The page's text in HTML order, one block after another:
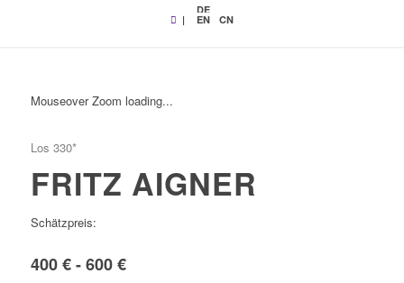
|
DE
EN CN
Mouseover Zoom loading...
Los 330*
FRITZ AIGNER
Schätzpreis:
400 € - 600 €